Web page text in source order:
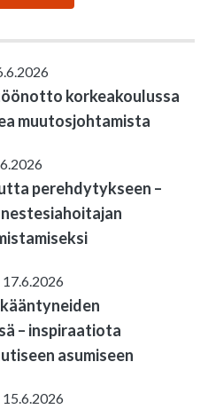
korkeakoulussa
muutosjohtamista
perehdytykseen –
17.6.2026
– inspiraatiota
asumiseen
15.6.2026